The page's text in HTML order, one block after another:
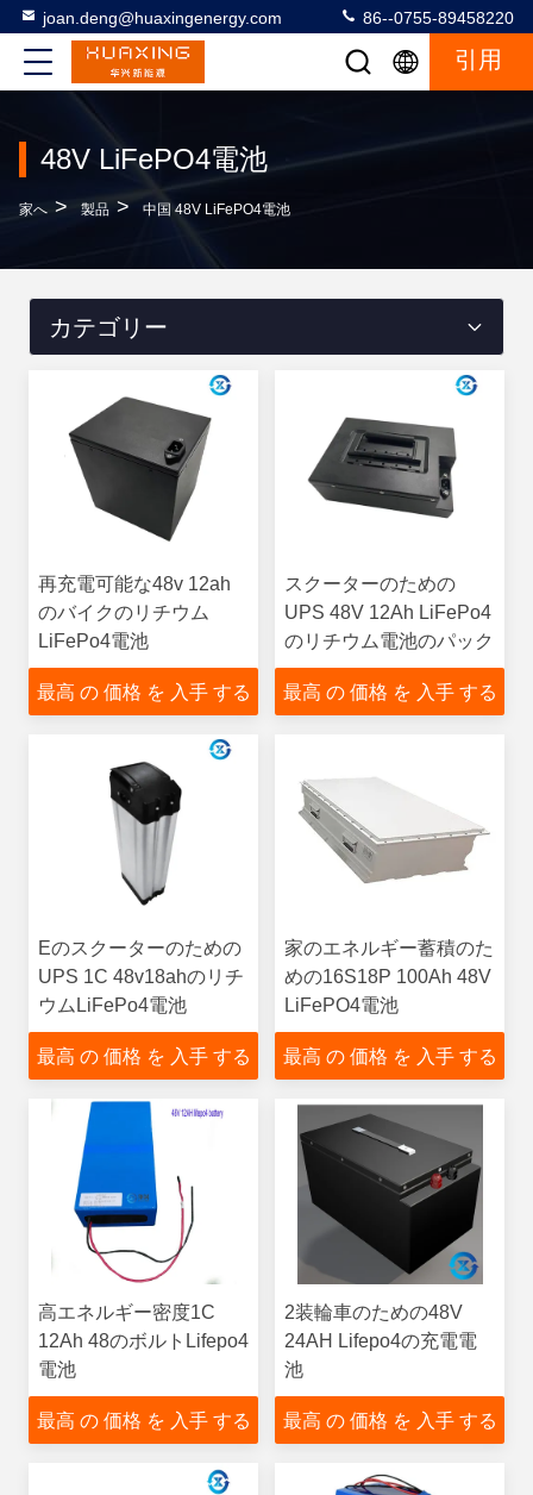
joan.deng@huaxingenergy.com 86--0755-89458220
引用
48V LiFePO4電池
家へ > 製品 > 中国 48V LiFePO4電池
カテゴリー
再充電可能な48v 12ah
のバイクのリチウム
LiFePo4電池
最高 の 価格 を 入手 する
スクーターのための
UPS 48V 12Ah LiFePo4
のリチウム電池のパック
最高 の 価格 を 入手 する
Eのスクーターのための
UPS 1C 48v18ahのリチ
ウムLiFePo4電池
最高 の 価格 を 入手 する
家のエネルギー蓄積のた
めの16S18P 100Ah 48V
LiFePO4電池
最高 の 価格 を 入手 する
高エネルギー密度1C
12Ah 48のボルトLifepo4
電池
最高 の 価格 を 入手 する
2装輪車のための48V
24AH Lifepo4の充電電
池
最高 の 価格 を 入手 する